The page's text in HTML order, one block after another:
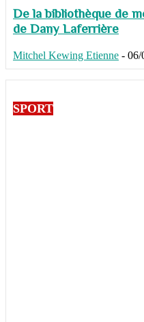
De la bibliothèque de
de Dany Laferrière
Mitchel Kewing Etienne - 06/
SPORT